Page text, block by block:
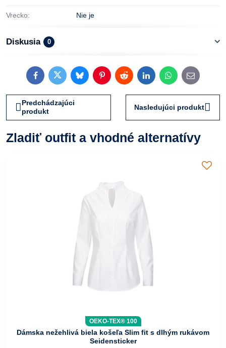
Vrecko: Nie je
Diskusia 0
FacebookTwitterBlueskyPinterestRedditLinkedInWhatsApp
E-
mail
Predchádzajúci
produkt
Nasledujúci produkt
Zladiť outfit a vhodné alternatívy
OEKO-TEX® 100
Dámska nežehlivá biela košeľa Slim fit s dlhým rukávom
Seidensticker